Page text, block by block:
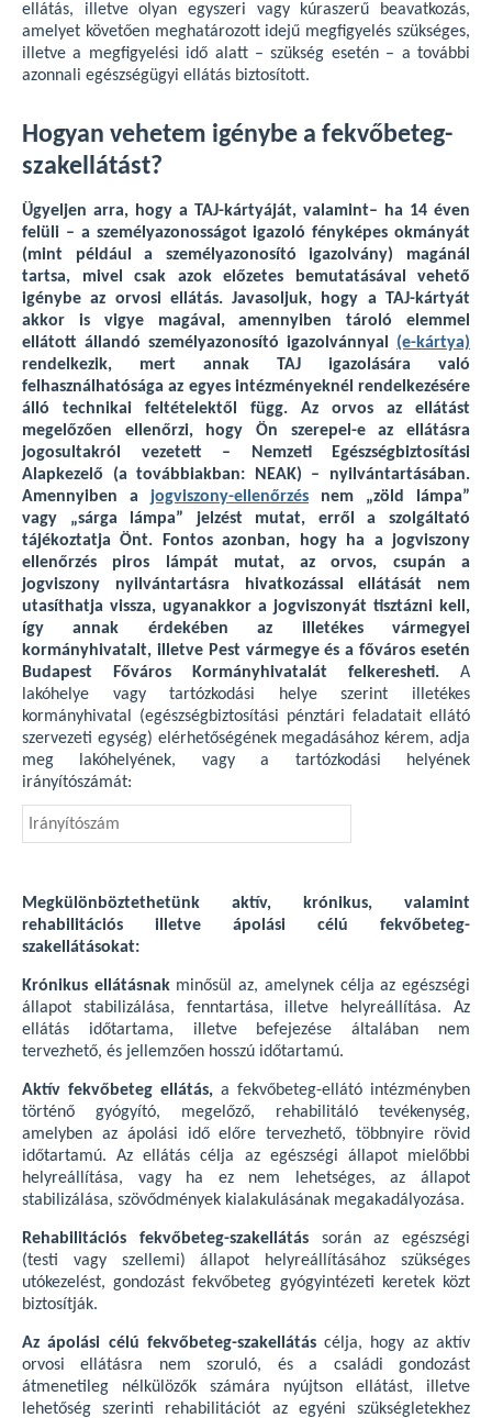
ellátás, illetve olyan egyszeri vagy kúraszerű beavatkozás,
amelyet követően meghatározott idejű megfigyelés szükséges,
illetve a megfigyelési idő alatt – szükség esetén – a további
azonnali egészségügyi ellátás biztosított.
Hogyan vehetem igénybe a fekvőbeteg-
szakellátást?
Ügyeljen arra, hogy a TAJ-kártyáját, valamint– ha 14 éven
felüli – a személyazonosságot igazoló fényképes okmányát
(mint például a személyazonosító igazolvány) magánál
tartsa, mivel csak azok előzetes bemutatásával vehető
igénybe az orvosi ellátás. Javasoljuk, hogy a TAJ-kártyát
akkor is vigye magával, amennyiben tároló elemmel
ellátott állandó személyazonosító igazolvánnyal (e-kártya)
rendelkezik, mert annak TAJ igazolására való
felhasználhatósága az egyes intézményeknél rendelkezésére
álló technikai feltételektől függ. Az orvos az ellátást
megelőzően ellenőrzi, hogy Ön szerepel-e az ellátásra
jogosultakról vezetett – Nemzeti Egészségbiztosítási
Alapkezelő (a továbbiakban: NEAK) – nyilvántartásában.
Amennyiben a jogviszony-ellenőrzés nem „zöld lámpa”
vagy „sárga lámpa” jelzést mutat, erről a szolgáltató
tájékoztatja Önt. Fontos azonban, hogy ha a jogviszony
ellenőrzés piros lámpát mutat, az orvos, csupán a
jogviszony nyilvántartásra hivatkozással ellátását nem
utasíthatja vissza, ugyanakkor a jogviszonyát tisztázni kell,
így annak érdekében az illetékes vármegyei
kormányhivatalt, illetve Pest vármegye és a főváros esetén
Budapest Főváros Kormányhivatalát felkeresheti. A
lakóhelye vagy tartózkodási helye szerint illetékes
kormányhivatal (egészségbiztosítási pénztári feladatait ellátó
szervezeti egység) elérhetőségének megadásához kérem, adja
meg lakóhelyének, vagy a tartózkodási helyének
irányítószámát:
Megkülönböztethetünk aktív, krónikus, valamint
rehabilitációs illetve ápolási célú fekvőbeteg-
szakellátásokat:
Krónikus ellátásnakminősül az, amelynek célja az egészségi
állapot stabilizálása, fenntartása, illetve helyreállítása. Az
ellátás időtartama, illetve befejezése általában nem
tervezhető, és jellemzően hosszú időtartamú.
Aktív fekvőbeteg ellátás, a fekvőbeteg-ellátó intézményben
történő gyógyító, megelőző, rehabilitáló tevékenység,
amelyben az ápolási idő előre tervezhető, többnyire rövid
időtartamú. Az ellátás célja az egészségi állapot mielőbbi
helyreállítása, vagy ha ez nem lehetséges, az állapot
stabilizálása, szövődmények kialakulásának megakadályozása.
Rehabilitációs fekvőbeteg-szakellátássorán az egészségi
(testi vagy szellemi) állapot helyreállításához szükséges
utókezelést, gondozást fekvőbeteg gyógyintézeti keretek közt
biztosítják.
Az ápolási célú fekvőbeteg-szakellátáscélja, hogy az aktív
orvosi ellátásra nem szoruló, és a családi gondozást
átmenetileg nélkülözők számára nyújtson ellátást, illetve
lehetőség szerinti rehabilitációt az egyéni szükségletekhez